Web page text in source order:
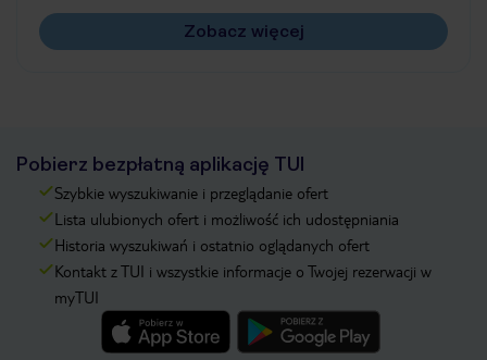
Zobacz więcej
Pobierz bezpłatną aplikację TUI
Szybkie wyszukiwanie i przeglądanie ofert
Lista ulubionych ofert i możliwość ich udostępniania
Historia wyszukiwań i ostatnio oglądanych ofert
Kontakt z TUI i wszystkie informacje o Twojej rezerwacji w
myTUI